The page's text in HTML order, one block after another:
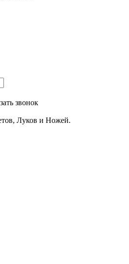
звонок
Луков и Ножей.